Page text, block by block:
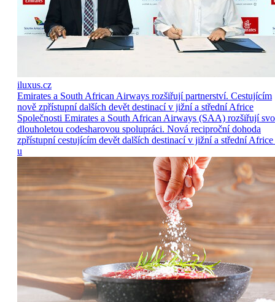
iluxus.cz
Emirates a South African Airways rozšiřují partnerství. Cestujícím
nově zpřístupní dalších devět destinací v jižní a střední Africe
Společnosti Emirates a South African Airways (SAA) rozšiřují
dlouholetou codesharovou spolupráci. Nová reciproční dohoda
zpřístupní cestujícím devět dalších destinací v jižní a střední Africe
u